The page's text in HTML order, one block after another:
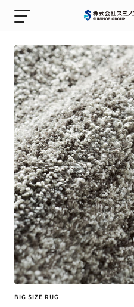
ナ
ゲ
ー
シ
ョ
ン
株
会
社
ス
ミ
ノ
エ
イ
ン
テ
リ
ア
プ
ロ
ダ
ク
ツ
（SUMINOE
Interior
BIG SIZE RUG